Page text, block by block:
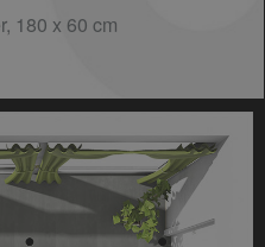
180 x 60 cm